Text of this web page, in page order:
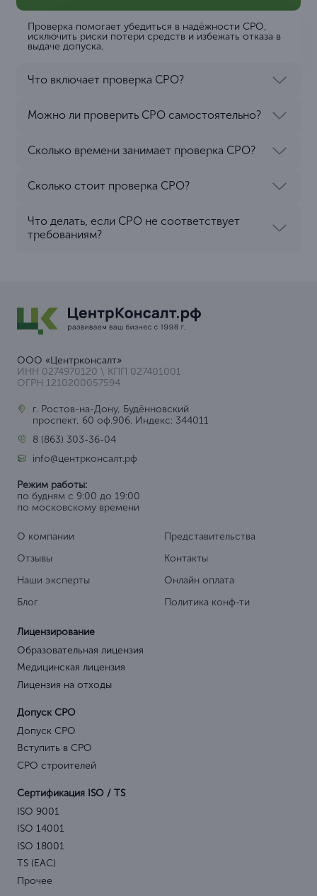
Проверка помогает убедиться в надёжности СРО,
исключить риски потери средств и избежать отказа в
выдаче допуска.
Что включает проверка СРО?
Можно ли проверить СРО самостоятельно?
Сколько времени занимает проверка СРО?
Сколько стоит проверка СРО?
Что делать, если СРО не соответствует
требованиям?
ООО «Центрконсалт»
ИНН 0274970120 \ КПП 027401001
ОГРН 1210200057594
г. Ростов-на-Дону, Будённовский
проспект, 60 оф.906. Индекс: 344011
8 (863) 303-36-04
info@центрконсалт.рф
Режим работы:
по будням с 9:00 до 19:00
по московскому времени
О компании
Отзывы
Наши эксперты
Блог
Представительства
Контакты
Онлайн оплата
Политика конф-ти
Лицензирование
Образовательная лицензия
Медицинская лицензия
Лицензия на отходы
Допуск СРО
Допуск СРО
Вступить в СРО
СРО строителей
Сертификация ISO / TS
ISO 9001
ISO 14001
ISO 18001
TS (EAC)
Прочее